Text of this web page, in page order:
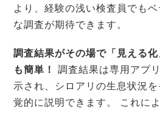
より、経験の浅い検査員でも
な調査が期待できます。
調査結果がその場で「見える
も簡単！
調査結果は専用アプ
示され、シロアリの生息状況
覚的に説明できます。 これに